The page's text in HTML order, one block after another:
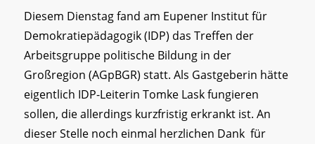
Diesem Dienstag fand am Eupener Institut für
Demokratiepädagogik (IDP) das Treffen der
Arbeitsgruppe politische Bildung in der
Großregion (AGpBGR) statt. Als Gastgeberin hätte
eigentlich IDP-Leiterin Tomke Lask fungieren
sollen, die allerdings kurzfristig erkrankt ist. An
dieser Stelle noch einmal herzlichen Dank für